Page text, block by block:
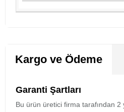
Kargo ve Ödeme
Garanti Şartları
Bu ürün üretici firma tarafından 2